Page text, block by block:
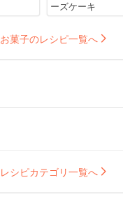
ーズケーキ
菓子のレシピ一覧へ
レシピカテゴリ一覧へ